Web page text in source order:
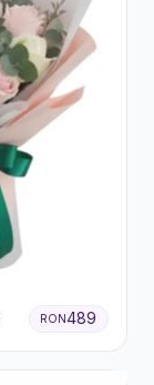
RON489